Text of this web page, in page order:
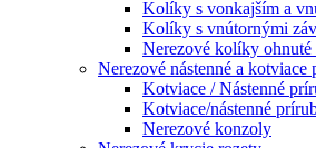
Kolíky s vonkajším a
Kolíky s vnútornými
Nerezové kolíky ohnuté
Nerezové nástenné a kotviace
Kotviace / Nástenné
Kotviace/nástenné
Nerezové konzoly